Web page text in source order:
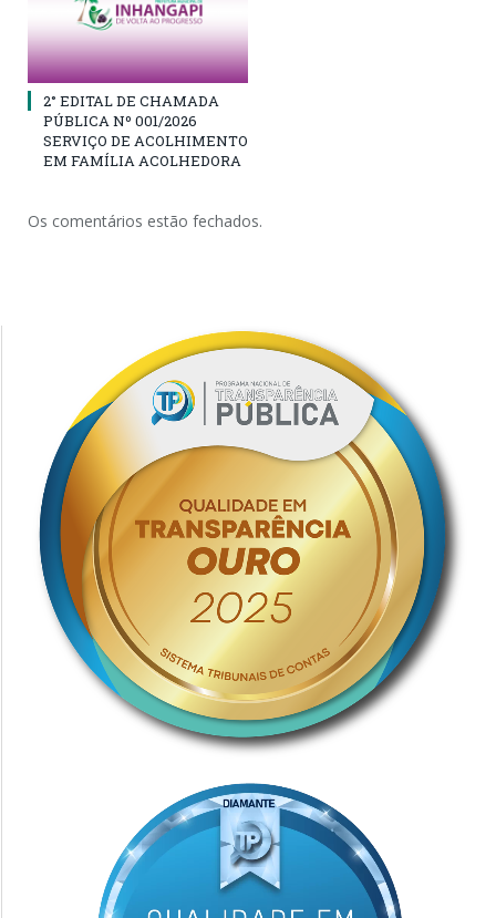
2° EDITAL DE CHAMADA
PÚBLICA Nº 001/2026
SERVIÇO DE ACOLHIMENTO
EM FAMÍLIA ACOLHEDORA
Os comentários estão fechados.